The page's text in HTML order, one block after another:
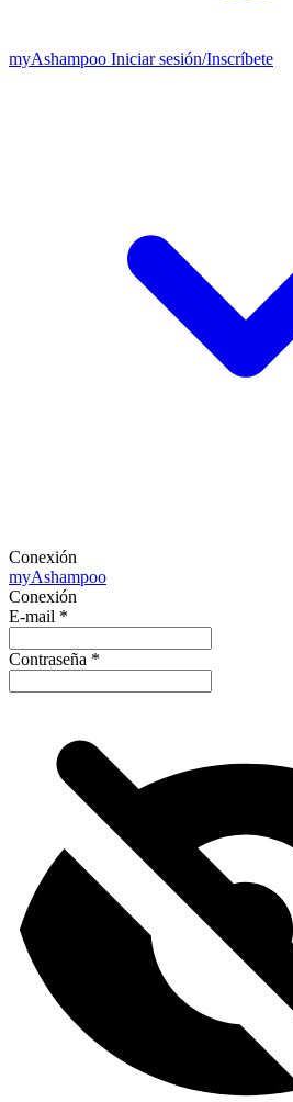
myAshampoo Iniciar sesión/Inscríbete
Conexión
myAshampoo
Conexión
E-mail *
Contraseña *